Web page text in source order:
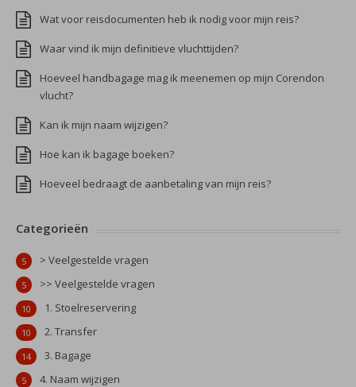
Wat voor reisdocumenten heb ik nodig voor mijn reis?
Waar vind ik mijn definitieve vluchttijden?
Hoeveel handbagage mag ik meenemen op mijn Corendon
vlucht?
Kan ik mijn naam wijzigen?
Hoe kan ik bagage boeken?
Hoeveel bedraagt de aanbetaling van mijn reis?
Categorieën
> Veelgestelde vragen
5
>> Veelgestelde vragen
5
1. Stoelreservering
10
2. Transfer
10
3. Bagage
14
4. Naam wijzigen
5